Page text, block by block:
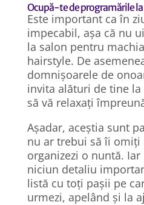
Ocupă-te de programările
Este important ca în
impecabil, așa că nu
la salon pentru
hairstyle. De
domnișoarele de
invita alături de tine
să vă relaxați
Așadar, aceștia sunt
nu ar trebui să îi omiți
organizezi o nuntă.
niciun detaliu
listă cu toți pașii pe
urmezi, apelând și la